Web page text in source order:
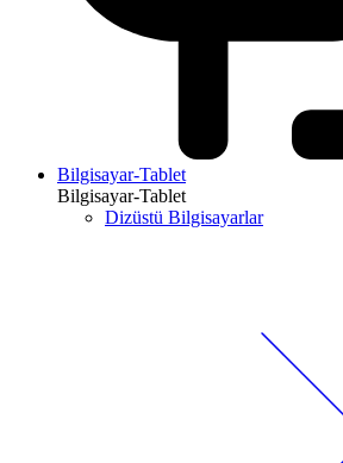
Bilgisayar-Tablet
Bilgisayar-Tablet
Dizüstü Bilgisayarlar